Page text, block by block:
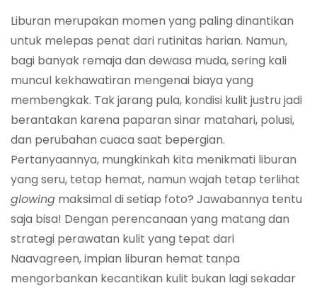
Liburan merupakan momen yang paling dinantikan
untuk melepas penat dari rutinitas harian. Namun,
bagi banyak remaja dan dewasa muda, sering kali
muncul kekhawatiran mengenai biaya yang
membengkak. Tak jarang pula, kondisi kulit justru jadi
berantakan karena paparan sinar matahari, polusi,
dan perubahan cuaca saat bepergian.
Pertanyaannya, mungkinkah kita menikmati liburan
yang seru, tetap hemat, namun wajah tetap terlihat
glowing maksimal di setiap foto? Jawabannya tentu
saja bisa! Dengan perencanaan yang matang dan
strategi perawatan kulit yang tepat dari
Naavagreen, impian liburan hemat tanpa
mengorbankan kecantikan kulit bukan lagi sekadar